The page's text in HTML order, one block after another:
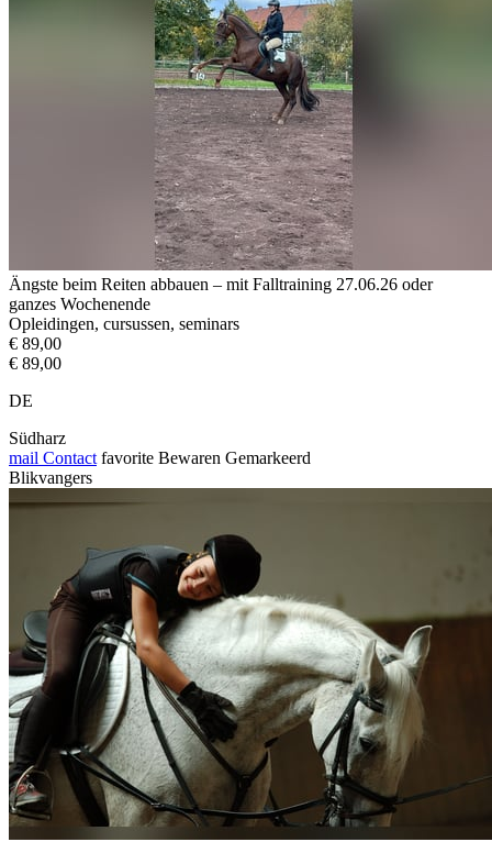
Ängste beim Reiten abbauen – mit Falltraining 27.06.26 oder
ganzes Wochenende
Opleidingen, cursussen, seminars
€ 89,00
€ 89,00
DE
Südharz
mail Contact favorite Bewaren Gemarkeerd
Blikvangers